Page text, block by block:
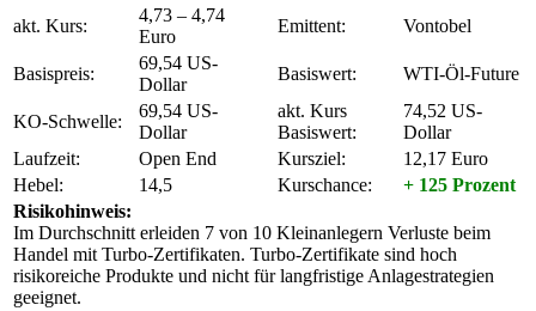
akt. Kurs:
4,73 – 4,74
Euro
Emittent: Vontobel
Basispreis:
69,54 US-
Dollar
Basiswert: WTI-Öl-Future
KO-Schwelle:
69,54 US-
Dollar
akt. Kurs
Basiswert:
74,52 US-
Dollar
Laufzeit:
Open End Kursziel:
12,17 Euro
Hebel:
14,5 Kurschance:
+ 125 Prozent
Risikohinweis:
Im Durchschnitt erleiden 7 von 10 Kleinanlegern Verluste beim
Handel mit Turbo-Zertifikaten. Turbo-Zertifikate sind hoch
risikoreiche Produkte und nicht für langfristige Anlagestrategien
geeignet.